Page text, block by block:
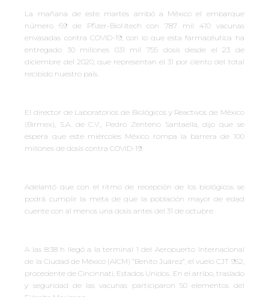
La mañana de este martes arribó a México el embarque
número 69 de Pfizer-BioNtech con 787 mil 410 vacunas
envasadas contra COVID-19, con lo que esta farmacéutica ha
entregado 30 millones 031 mil 755 dosis desde el 23 de
diciembre del 2020, que representan el 31 por ciento del total
recibido nuestro país.
El director de Laboratorios de Biológicos y Reactivos de México
(Birmex), S.A. de C.V., Pedro Zenteno Santaella, dijo que se
espera que este miércoles México rompa la barrera de 100
millones de dosis contra COVID-19.
Adelantó que con el ritmo de recepción de los biológicos se
podrá cumplir la meta de que la población mayor de edad
cuente con al menos una dosis antes del 31 de octubre.
A las 8:38 h llegó a la terminal 1 del Aeropuerto Internacional
de la Ciudad de México (AICM) “Benito Juárez”, el vuelo CJT 952,
procedente de Cincinnati, Estados Unidos. En el arribo, traslado
y seguridad de las vacunas participaron 50 elementos del